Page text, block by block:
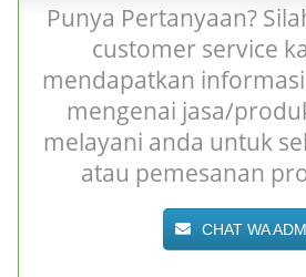
Punya Pertanyaan?
customer service
mendapatkan
mengenai jasa/
melayani anda untuk
atau pemesanan
CHAT WA